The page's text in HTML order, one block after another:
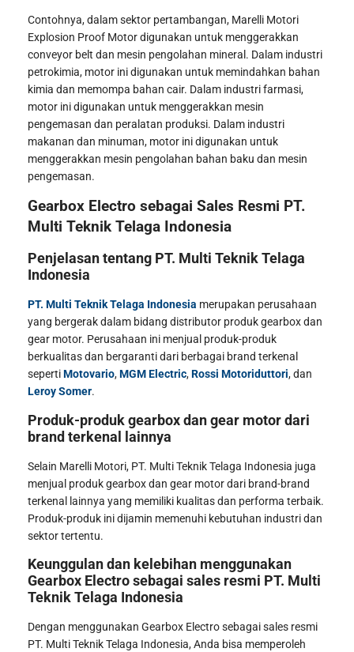
Contohnya, dalam sektor pertambangan, Marelli Motori
Explosion Proof Motor digunakan untuk menggerakkan
conveyor belt dan mesin pengolahan mineral. Dalam industri
petrokimia, motor ini digunakan untuk memindahkan bahan
kimia dan memompa bahan cair. Dalam industri farmasi,
motor ini digunakan untuk menggerakkan mesin
pengemasan dan peralatan produksi. Dalam industri
makanan dan minuman, motor ini digunakan untuk
menggerakkan mesin pengolahan bahan baku dan mesin
pengemasan.
Gearbox Electro sebagai Sales Resmi PT.
Multi Teknik Telaga Indonesia
Penjelasan tentang PT. Multi Teknik Telaga
Indonesia
PT. Multi Teknik Telaga Indonesia merupakan perusahaan
yang bergerak dalam bidang distributor produk gearbox dan
gear motor. Perusahaan ini menjual produk-produk
berkualitas dan bergaranti dari berbagai brand terkenal
sepertiMotovario,MGM Electric,Rossi Motoriduttori, dan
Leroy Somer.
Produk-produk gearbox dan gear motor dari
brand terkenal lainnya
Selain Marelli Motori, PT. Multi Teknik Telaga Indonesia juga
menjual produk gearbox dan gear motor dari brand-brand
terkenal lainnya yang memiliki kualitas dan performa terbaik.
Produk-produk ini dijamin memenuhi kebutuhan industri dan
sektor tertentu.
Keunggulan dan kelebihan menggunakan
Gearbox Electro sebagai sales resmi PT. Multi
Teknik Telaga Indonesia
Dengan menggunakan Gearbox Electro sebagai sales resmi
PT. Multi Teknik Telaga Indonesia, Anda bisa memperoleh